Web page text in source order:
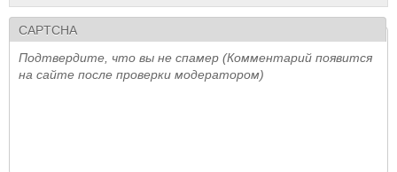
CAPTCHA
Подтвердите, что вы не спамер (Комментарий появится
на сайте после проверки модератором)